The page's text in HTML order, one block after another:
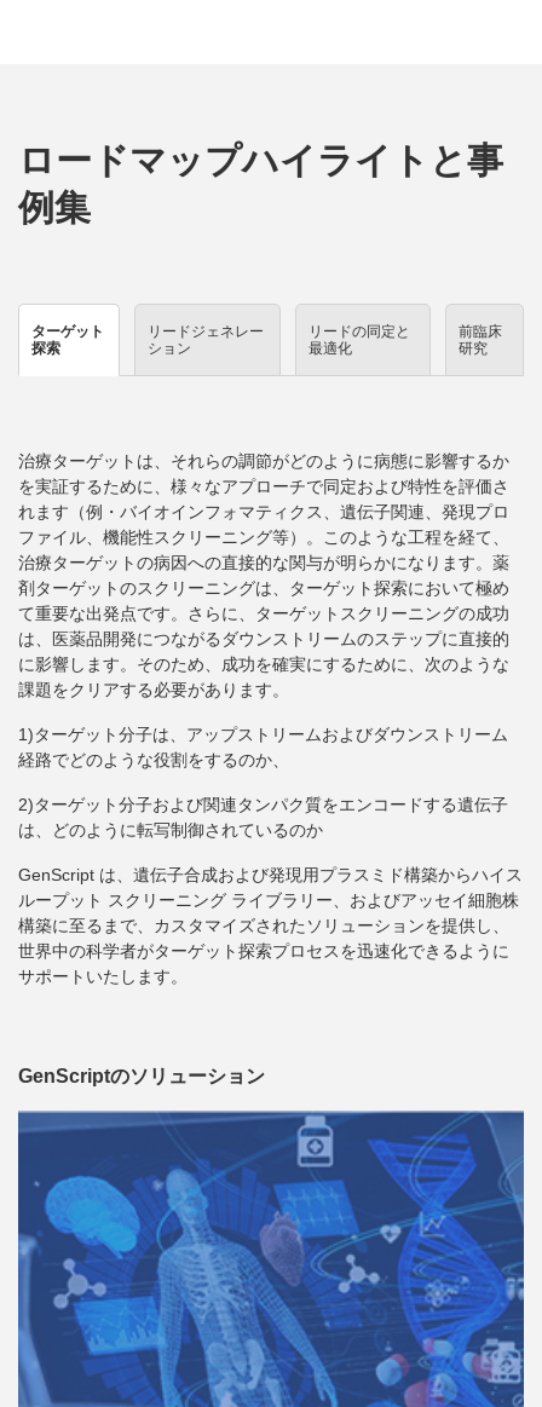
ロードマップハイライトと事
例集
ターゲット
探索
リードジェネレー
ション
リードの同定と
最適化
前臨床
研究
治療ターゲットは、それらの調節がどのように病態に影響するか
を実証するために、様々なアプローチで同定および特性を評価さ
れます（例・バイオインフォマティクス、遺伝子関連、発現プロ
ファイル、機能性スクリーニング等）。このような工程を経て、
治療ターゲットの病因への直接的な関与が明らかになります。薬
剤ターゲットのスクリーニングは、ターゲット探索において極め
て重要な出発点です。さらに、ターゲットスクリーニングの成功
は、医薬品開発につながるダウンストリームのステップに直接的
に影響します。そのため、成功を確実にするために、次のような
課題をクリアする必要があります。
1)ターゲット分子は、アップストリームおよびダウンストリーム
経路でどのような役割をするのか、
2)ターゲット分子および関連タンパク質をエンコードする遺伝子
は、どのように転写制御されているのか
GenScript は、遺伝子合成および発現用プラスミド構築からハイス
ループット スクリーニング ライブラリー、およびアッセイ細胞株
構築に至るまで、カスタマイズされたソリューションを提供し、
世界中の科学者がターゲット探索プロセスを迅速化できるように
サポートいたします。
GenScriptのソリューション